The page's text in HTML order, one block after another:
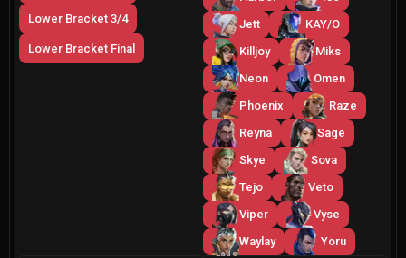
Lower Bracket 3/4
Lower Bracket Final
Jett
KAY/O
Killjoy
Miks
Neon
Omen
Phoenix
Raze
Reyna
Sage
Skye
Sova
Tejo
Veto
Viper
Vyse
Waylay
Yoru
Lado